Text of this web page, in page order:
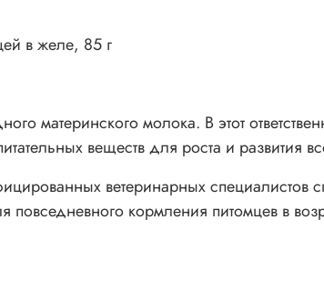
в желе, 85 г
материнского молока. В этот
веществ для роста и развития
ветеринарных специалистов
кормления питомцев в